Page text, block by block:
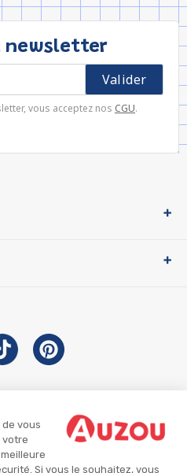
vous
votre
Si vous le souhaitez, vous
newsletter
vous acceptez nos CGU.
CGU
CGV